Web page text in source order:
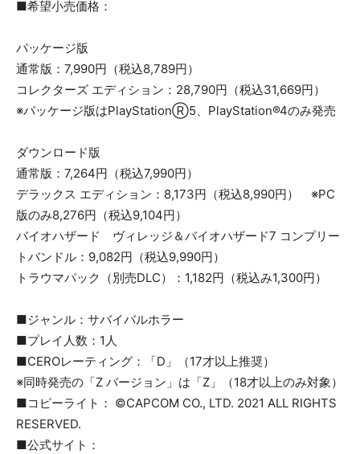
■希望小売価格：
パッケージ版
通常版：7,990円（税込8,789円）
コレクターズ エディション：28,790円（税込31,669円）
※パッケージ版はPlayStationⓇ5、PlayStation®4のみ発売
ダウンロード版
通常版：7,264円（税込7,990円）
デラックス エディション：8,173円（税込8,990円） ※PC
版のみ8,276円（税込9,104円）
バイオハザード ヴィレッジ＆バイオハザード7 コンプリー
トバンドル：9,082円（税込9,990円）
トラウマパック（別売DLC）：1,182円（税込み1,300円）
■ジャンル：サバイバルホラー
■プレイ人数：1人
■CEROレーティング：「D」（17才以上推奨）
※同時発売の「Z バージョン」は「Z」（18才以上のみ対象）
■コピーライト： ©CAPCOM CO., LTD. 2021 ALL RIGHTS
RESERVED.
■公式サイト：